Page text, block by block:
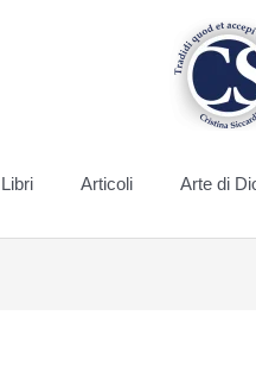
Libri Articoli Arte di